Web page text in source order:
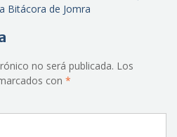
Bitácora de Jomra
no será publicada. Los
con *